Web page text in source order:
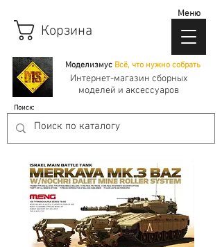
Моделизмус Всё, что нужно собрать
Корзина
Интернет-магазин сборных
моделей и аксессуаров
Поиск:
Меню